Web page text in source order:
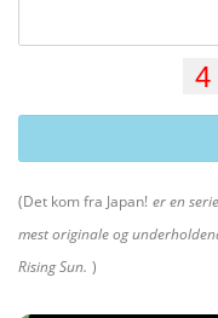
(Det kom fra Japan! er en
mest originale og
Rising Sun. )